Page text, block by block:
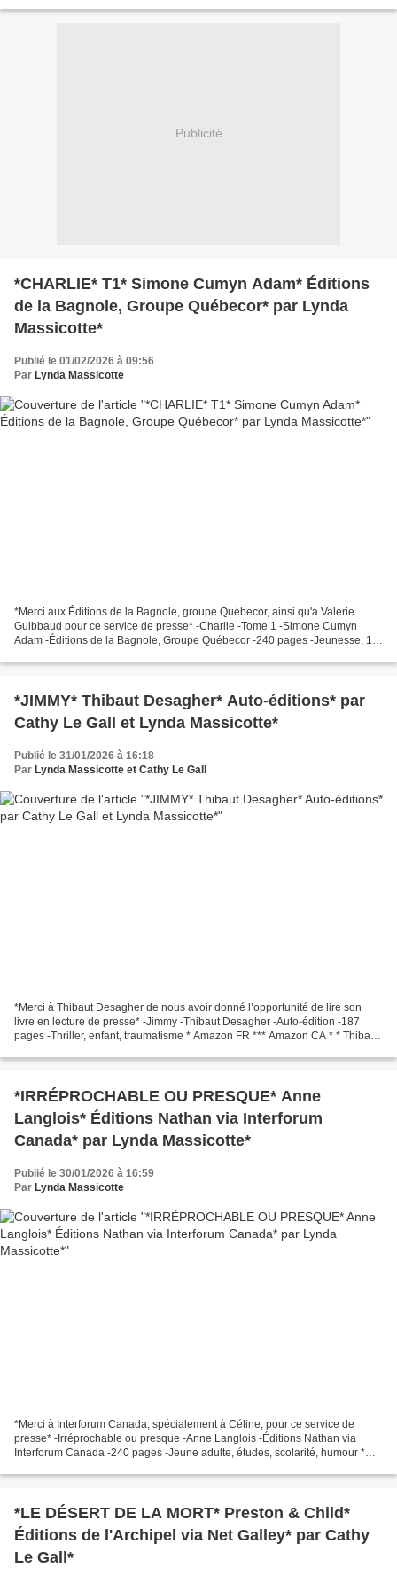
Publicité
*CHARLIE* T1* Simone Cumyn Adam* Éditions
de la Bagnole, Groupe Québecor* par Lynda
Massicotte*
Publié le 01/02/2026 à 09:56
Par Lynda Massicotte
*Merci aux Éditions de la Bagnole, groupe Québecor, ainsi qu'à Valérie
Guibbaud pour ce service de presse* -Charlie -Tome 1 -Simone Cumyn
Adam -Éditions de la Bagnole, Groupe Québecor -240 pages -Jeunesse, 12
*JIMMY* Thibaut Desagher* Auto-éditions* par
Cathy Le Gall et Lynda Massicotte*
Publié le 31/01/2026 à 16:18
Par Lynda Massicotte et Cathy Le Gall
*Merci à Thibaut Desagher de nous avoir donné l’opportunité de lire son
livre en lecture de presse* -Jimmy -Thibaut Desagher -Auto-édition -187
pages -Thriller, enfant, traumatisme * Amazon FR *** Amazon CA * * Thibaut
*IRRÉPROCHABLE OU PRESQUE* Anne
Langlois* Éditions Nathan via Interforum
Canada* par Lynda Massicotte*
Publié le 30/01/2026 à 16:59
Par Lynda Massicotte
*Merci à Interforum Canada, spécialement à Céline, pour ce service de
presse* -Irréprochable ou presque -Anne Langlois -Éditions Nathan via
Interforum Canada -240 pages -Jeune adulte, études, scolarité, humour *
*LE DÉSERT DE LA MORT* Preston & Child*
Éditions de l'Archipel via Net Galley* par Cathy
Le Gall*